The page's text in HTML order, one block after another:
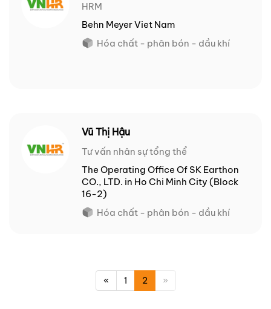
HRM
Behn Meyer Viet Nam
Hóa chất - phân bón - dầu khí
Vũ Thị Hậu
Tư vấn nhân sự tổng thể
The Operating Office Of SK Earthon
CO., LTD. in Ho Chi Minh City (Block
16-2)
Hóa chất - phân bón - dầu khí
« 1 2 »